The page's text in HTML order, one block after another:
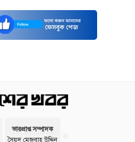
ভারপ্রাপ্ত সম্পাদক
সৈয়দ মেজবাহ উদ্দিন